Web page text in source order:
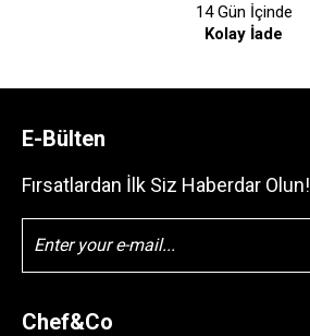
14 Gün İçinde
Kolay İade
E-Bülten
Fırsatlardan İlk Siz Haberdar Olun!
Chef&Co